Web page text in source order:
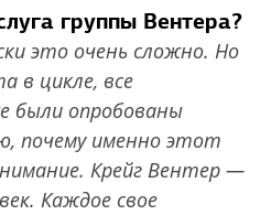
группы Вентера?
это очень сложно. Но
в цикле, все
были опробованы
почему именно этот
Крейг Вентер —
Каждое свое